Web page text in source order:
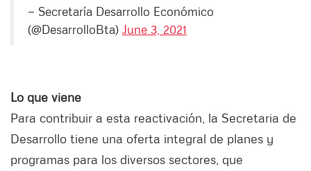
— Secretaría Desarrollo Económico
(@DesarrolloBta) June 3, 2021
Lo que viene
Para contribuir a esta reactivación, la Secretaria de
Desarrollo tiene una oferta integral de planes y
programas para los diversos sectores, que